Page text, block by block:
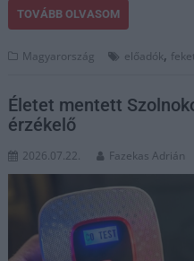
TOVÁBB OLVASOM
Magyarország előadók,
Életet mentett
érzékelő
2026.07.22. Fazekas Adrián